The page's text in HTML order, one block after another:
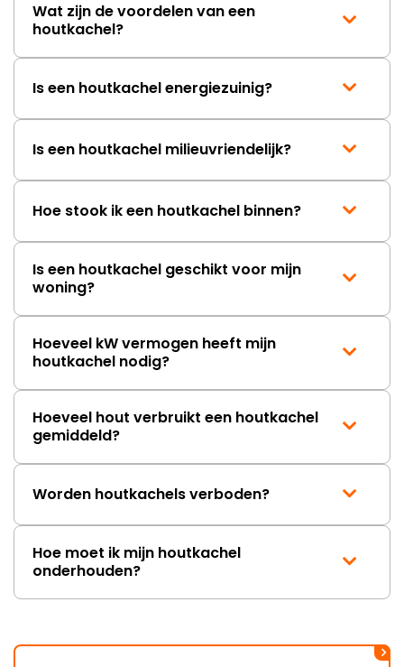
Wat zijn de voordelen van een
houtkachel?
Is een houtkachel energiezuinig?
Is een houtkachel milieuvriendelijk?
Hoe stook ik een houtkachel binnen?
Is een houtkachel geschikt voor mijn
woning?
Hoeveel kW vermogen heeft mijn
houtkachel nodig?
Hoeveel hout verbruikt een houtkachel
gemiddeld?
Worden houtkachels verboden?
Hoe moet ik mijn houtkachel
onderhouden?